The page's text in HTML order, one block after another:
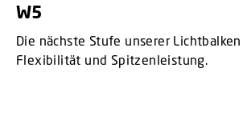
W5
Die nächste Stufe unserer
Flexibilität und Spitzenleistung.